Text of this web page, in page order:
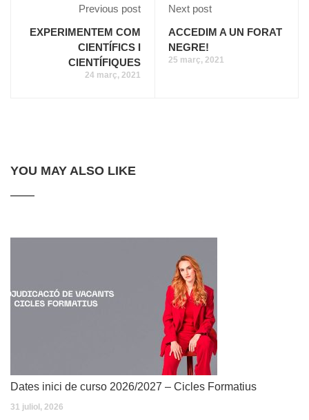
Previous post
EXPERIMENTEM COM
CIENTÍFICS I
CIENTÍFIQUES
24 març, 2021
Next post
ACCEDIM A UN FORAT
NEGRE!
25 març, 2021
YOU MAY ALSO LIKE
Dates inici de curso 2026/2027 – Cicles Formatius
31 juliol, 2026